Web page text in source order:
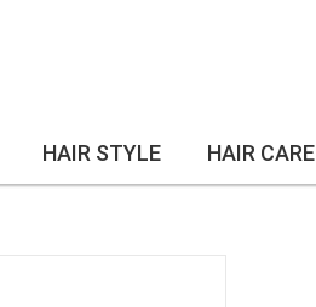
HAIR STYLE HAIR CARE